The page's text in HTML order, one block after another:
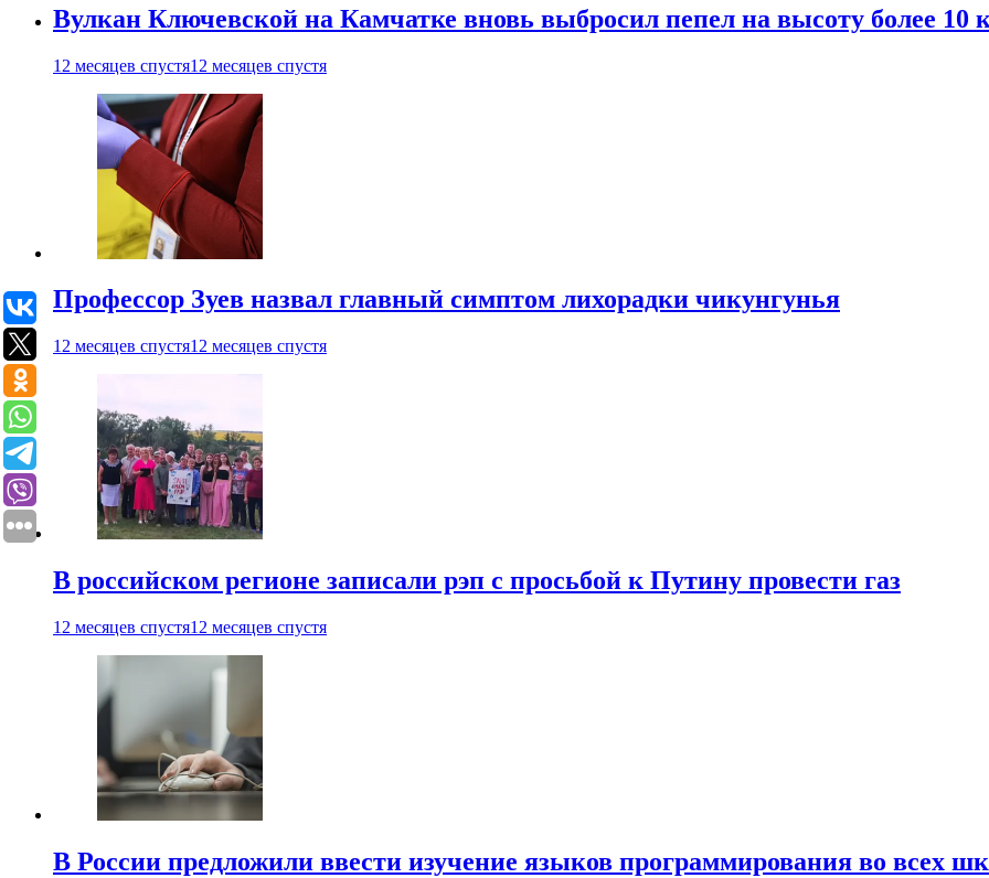
Вулкан Ключевской на Камчатке вновь выбросил пепел на высоту более 10
12 месяцев спустя12 месяцев спустя
Профессор Зуев назвал главный симптом лихорадки чикунгунья
12 месяцев спустя12 месяцев спустя
В российском регионе записали рэп с просьбой к Путину провести газ
12 месяцев спустя12 месяцев спустя
В России предложили ввести изучение языков программирования во всех